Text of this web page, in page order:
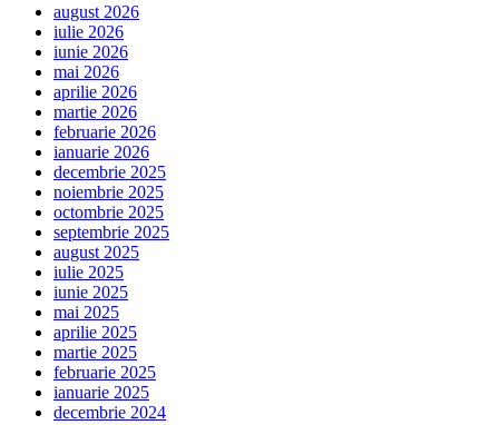
august 2026
iulie 2026
iunie 2026
mai 2026
aprilie 2026
martie 2026
februarie 2026
ianuarie 2026
decembrie 2025
noiembrie 2025
octombrie 2025
septembrie 2025
august 2025
iulie 2025
iunie 2025
mai 2025
aprilie 2025
martie 2025
februarie 2025
ianuarie 2025
decembrie 2024